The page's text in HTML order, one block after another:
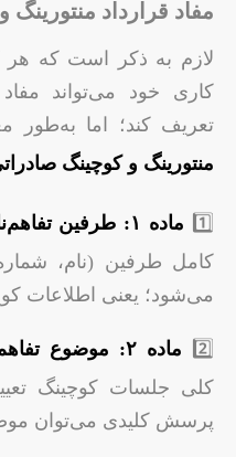
مفاد قرارداد
لازم به ذکر است که هر
کاری خود می‌تواند
تعریف کند؛ اما به‌طور
منتورینگ و کوچینگ
1️⃣ ماده ۱: طرفین تفاهم‌نامه
کامل طرفین (نام،
می‌شود؛ یعنی اطلاعات
2️⃣ ماده ۲: موضوع تفاهم‌نامه
کلی جلسات کوچینگ
پرسش کلیدی می‌توان